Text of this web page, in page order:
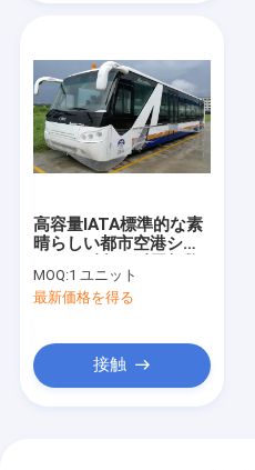
製品
私達について
工場旅行
私達に連絡しなさい
ニュース
引用を要求しなさい
高容量IATA標準的な素
晴らしい都市空港シャ
MOQ:1 ユニット
最新価格を得る
接触